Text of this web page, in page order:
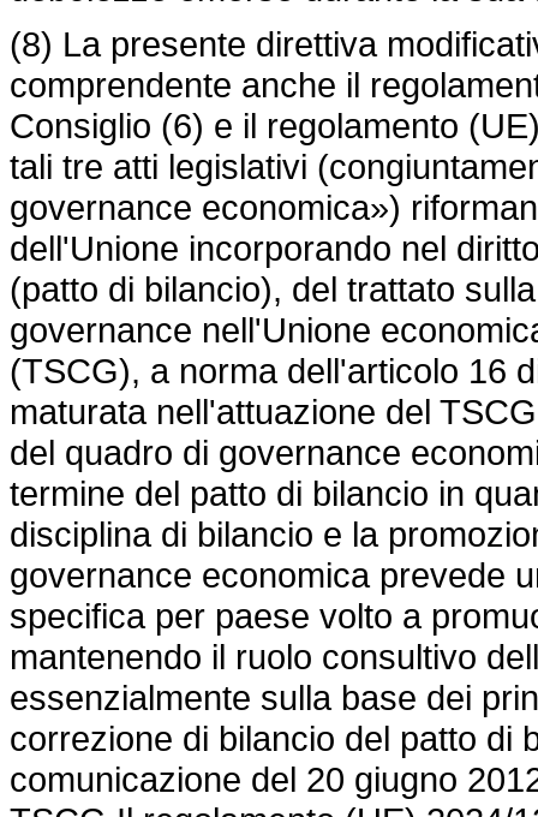
(8) La presente direttiva
comprendente anche il
Consiglio (6) e il regolamento
tali tre atti legislativi
governance economica»)
dell'Unione incorporando nel
(patto di bilancio), del trattato
governance nell'Unione
(TSCG), a norma dell'articolo 16
maturata nell'attuazione del
del quadro di governance
termine del patto di bilancio in
disciplina di bilancio e la
governance economica prevede
specifica per paese volto a
mantenendo il ruolo consultivo
essenzialmente sulla base dei
correzione di bilancio del patto di
comunicazione del 20 giugno